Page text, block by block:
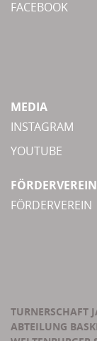
FACEBOOK
MEDIA
INSTAGRAM
YOUTUBE
FÖRDERVEREIN
FÖRDERVEREIN
TURNERSCHAFT
ABTEILUNG